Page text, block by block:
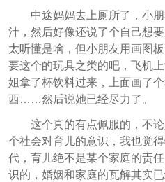
中途妈妈去上厕所了，小
汁，然后好像还说了个自己想
太听懂是啥，但小朋友用画图
要这个的玩具之类的吧，飞机
姐拿了杯饮料过来，上面画了
西……然后说她已经尽力了。
这个真的有点佩服的，不
个社会对育儿的意识，我也觉
代，育儿绝不是某个家庭的责
识的，婚姻和家庭的瓦解其实